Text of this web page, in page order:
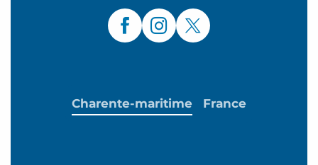
Charente-maritime France